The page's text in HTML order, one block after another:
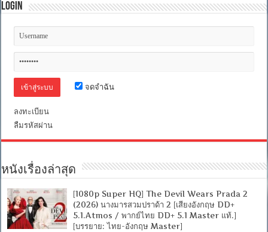
Login
จดจำฉัน
ลงทะเบียน
ลืมรหัสผ่าน
หนังเรื่องล่าสุด
[1080p Super HQ] The Devil Wears Prada 2
(2026) นางมารสวมปราด้า 2 [เสียงอังกฤษ DD+
5.1.Atmos / พากย์ไทย DD+ 5.1 Master แท้.]
[บรรยาย: ไทย-อังกฤษ Master]